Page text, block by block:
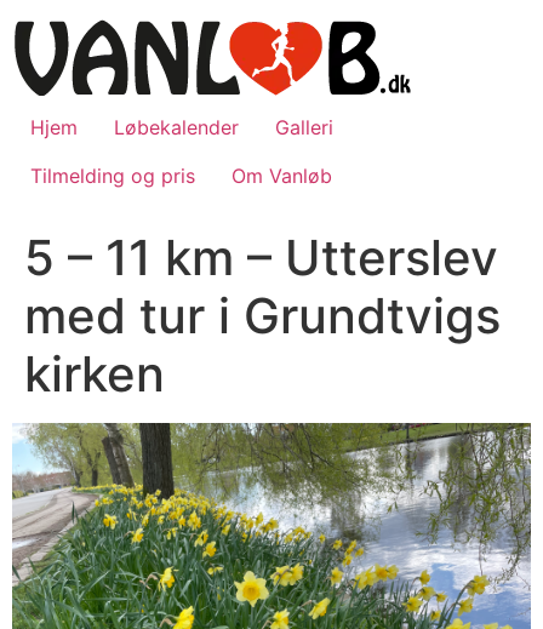
til
indhold
Hjem Løbekalender
Galleri
Tilmelding og pris
Om Vanløb
5 – 11 km – Utterslev
med tur i Grundtvigs
kirken